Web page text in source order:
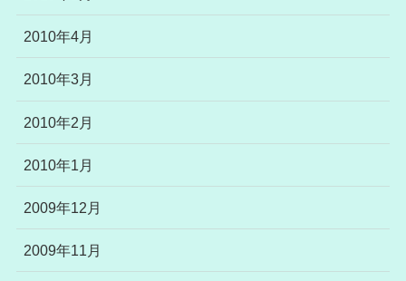
2010年4月
2010年3月
2010年2月
2010年1月
2009年12月
2009年11月